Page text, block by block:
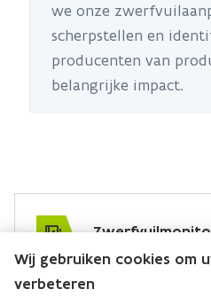
we onze
scherpstellen en
producenten van
belangrijke impact.
Hebt u een vraag over
Wij gebruiken cookies om
verbeteren